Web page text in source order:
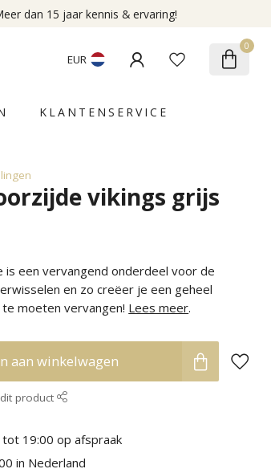
dan 15 jaar kennis & ervaring!
EUR
0
KLANTENSERVICE
vikings grijs
is een vervangend onderdeel voor de
en zo creëer je een geheel
moeten vervangen! Lees meer.
aan winkelwagen
product
19:00 op afspraak
in Nederland